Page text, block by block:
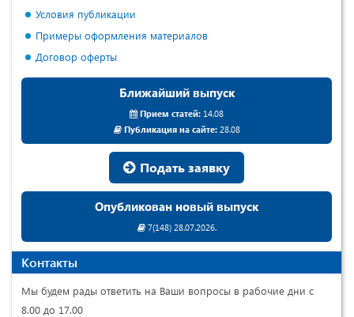
Условия публикации
Примеры оформления материалов
Договор оферты
Ближайший выпуск
Прием статей: 14.08
Публикация на сайте:28.08
Подать заявку
Опубликован новый выпуск
7(148) 28.07.2026.
Контакты
Мы будем рады ответить на Ваши вопросы в рабочие дни с
8.00 до 17.00